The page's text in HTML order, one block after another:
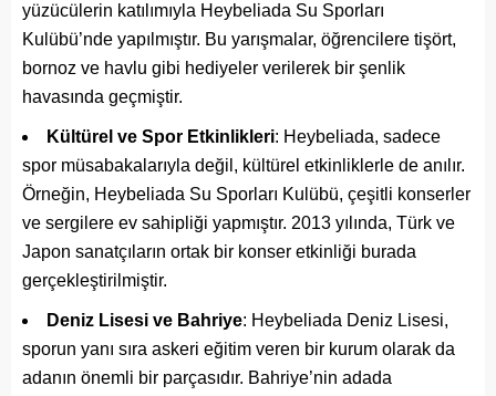
yüzücülerin katılımıyla Heybeliada Su Sporları
Kulübü’nde yapılmıştır. Bu yarışmalar, öğrencilere tişört,
bornoz ve havlu gibi hediyeler verilerek bir şenlik
havasında geçmiştir.
Kültürel ve Spor Etkinlikleri: Heybeliada, sadece
spor müsabakalarıyla değil, kültürel etkinliklerle de anılır.
Örneğin, Heybeliada Su Sporları Kulübü, çeşitli konserler
ve sergilere ev sahipliği yapmıştır. 2013 yılında, Türk ve
Japon sanatçıların ortak bir konser etkinliği burada
gerçekleştirilmiştir.
Deniz Lisesi ve Bahriye: Heybeliada Deniz Lisesi,
sporun yanı sıra askeri eğitim veren bir kurum olarak da
adanın önemli bir parçasıdır. Bahriye’nin adada